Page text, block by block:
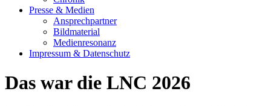
Presse & Medien
Ansprechpartner
Bildmaterial
Medienresonanz
Impressum & Datenschutz
Das war die LNC 2026